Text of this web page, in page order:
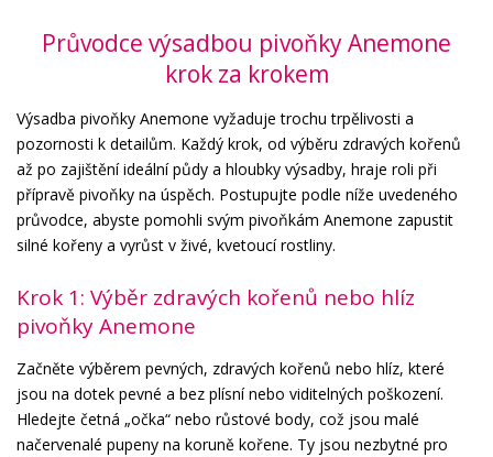
Průvodce výsadbou pivoňky Anemone
krok za krokem
Výsadba pivoňky Anemone vyžaduje trochu trpělivosti a
pozornosti k detailům. Každý krok, od výběru zdravých kořenů
až po zajištění ideální půdy a hloubky výsadby, hraje roli při
přípravě pivoňky na úspěch. Postupujte podle níže uvedeného
průvodce, abyste pomohli svým pivoňkám Anemone zapustit
silné kořeny a vyrůst v živé, kvetoucí rostliny.
Krok 1: Výběr zdravých kořenů nebo hlíz
pivoňky Anemone
Začněte výběrem pevných, zdravých kořenů nebo hlíz, které
jsou na dotek pevné a bez plísní nebo viditelných poškození.
Hledejte četná „očka“ nebo růstové body, což jsou malé
načervenalé pupeny na koruně kořene. Ty jsou nezbytné pro